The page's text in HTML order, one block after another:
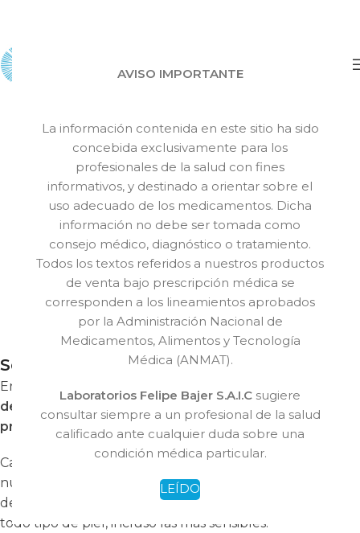
AVISO IMPORTANTE
La información contenida en este sitio ha sido
concebida exclusivamente para los
profesionales de la salud con fines
informativos, y destinado a orientar sobre el
uso adecuado de los medicamentos. Dicha
información no debe ser tomada como
consejo médico, diagnóstico o tratamiento.
Todos los textos referidos a nuestros productos
de venta bajo prescripción médica se
corresponden a los lineamientos aprobados
por la Administración Nacional de
Medicamentos, Alimentos y Tecnología
Médica (ANMAT).
Laboratorios Felipe Bajer S.A.I.C sugiere
consultar siempre a un profesional de la salud
calificado ante cualquier duda sobre una
condición médica particular.
LEÍDO
Seguridad y
Protección
Seguridad y Protección
En
de nuestros productos son nuestra máxima
prioridad.
Cada fórmula es cuidadosamente desarrollada por
nuestros expertos y sometida a rigurosas pruebas
dermatológicas para asegurar su compatibilidad con
todo tipo de piel, incluso las más sensibles.